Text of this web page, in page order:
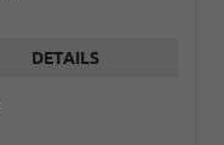
DETAILS